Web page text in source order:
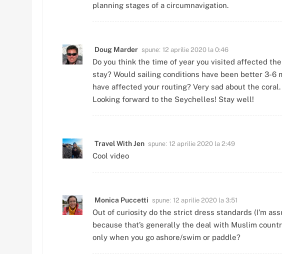
planning stages of a circumnavigation.
Doug Marder spune: 12 aprilie 2020 la 0:46
Do you think the time of year you visited affected
stay? Would sailing conditions have been better 3-6
have affected your routing? Very sad about the
Looking forward to the Seychelles! Stay well!
Travel With Jen spune: 12 aprilie 2020 la 2:49
Cool video
Monica Puccetti spune: 12 aprilie 2020 la 3:51
Out of curiosity do the strict dress standards (I’m
because that’s generally the deal with Muslim
only when you go ashore/swim or paddle?